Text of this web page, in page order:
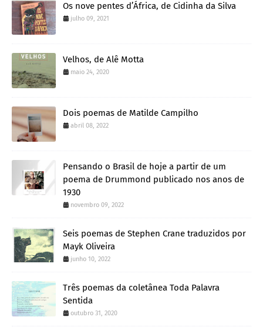
Os nove pentes d’África, de Cidinha da Silva
julho 09, 2021
Velhos, de Alê Motta
maio 24, 2020
Dois poemas de Matilde Campilho
abril 08, 2022
Pensando o Brasil de hoje a partir de um
poema de Drummond publicado nos anos de
1930
novembro 09, 2022
Seis poemas de Stephen Crane traduzidos por
Mayk Oliveira
junho 10, 2022
Três poemas da coletânea Toda Palavra
Sentida
outubro 31, 2020